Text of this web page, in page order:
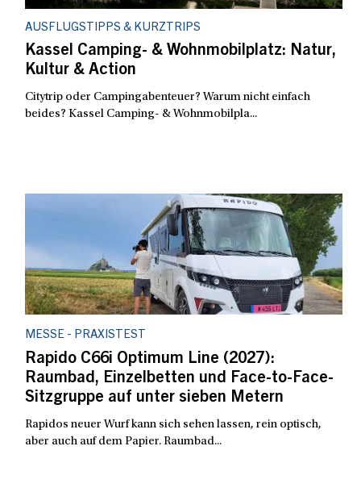
AUSFLUGSTIPPS & KURZTRIPS
Kassel Camping- & Wohnmobilplatz: Natur,
Kultur & Action
Citytrip oder Campingabenteuer? Warum nicht einfach
beides? Kassel Camping- & Wohnmobilpla...
MESSE - PRAXISTEST
Rapido C66i Optimum Line (2027):
Raumbad, Einzelbetten und Face-to-Face-
Sitzgruppe auf unter sieben Metern
Rapidos neuer Wurf kann sich sehen lassen, rein optisch,
aber auch auf dem Papier. Raumbad...